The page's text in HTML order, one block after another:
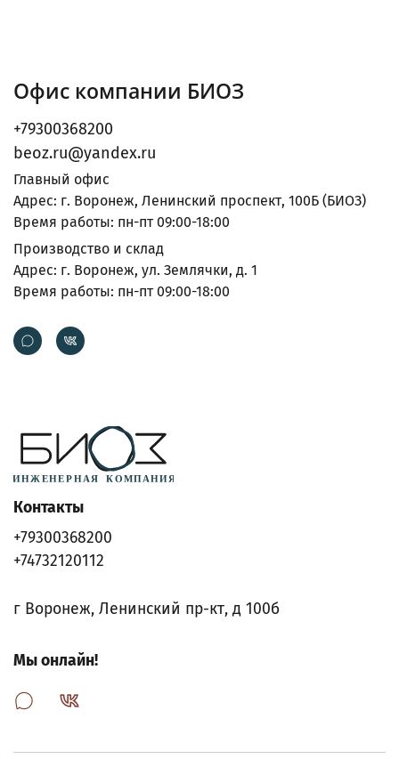
Офис компании БИОЗ
+79300368200
beoz.ru@yandex.ru
Главный офис
Адрес: г. Воронеж, Ленинский проспект, 100Б (БИОЗ)
Время работы: пн-пт 09:00-18:00
Производство и склад
Адрес: г. Воронеж, ул. Землячки, д. 1
Время работы: пн-пт 09:00-18:00
Контакты
+79300368200
+74732120112
г Воронеж, Ленинский пр-кт, д 100б
Мы онлайн!